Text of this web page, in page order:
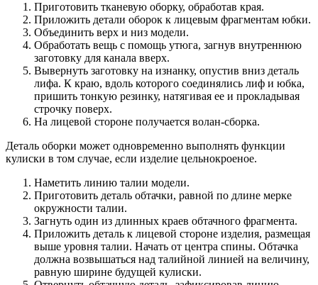
Приготовить тканевую оборку, обработав края.
Приложить детали оборок к лицевым фрагментам юбки.
Объединить верх и низ модели.
Обработать вещь с помощь утюга, загнув внутреннюю
заготовку для канала вверх.
Вывернуть заготовку на изнанку, опустив вниз деталь
лифа. К краю, вдоль которого соединялись лиф и юбка,
пришить тонкую резинку, натягивая ее и прокладывая
строчку поверх.
На лицевой стороне получается волан-сборка.
Деталь оборки может одновременно выполнять функции
кулиски в том случае, если изделие цельнокроеное.
Наметить линию талии модели.
Приготовить деталь обтачки, равной по длине мерке
окружности талии.
Загнуть один из длинных краев обтачного фрагмента.
Приложить деталь к лицевой стороне изделия, размещая
выше уровня талии. Начать от центра спины. Обтачка
должна возвышаться над талийной линией на величину,
равную ширине будущей кулиски.